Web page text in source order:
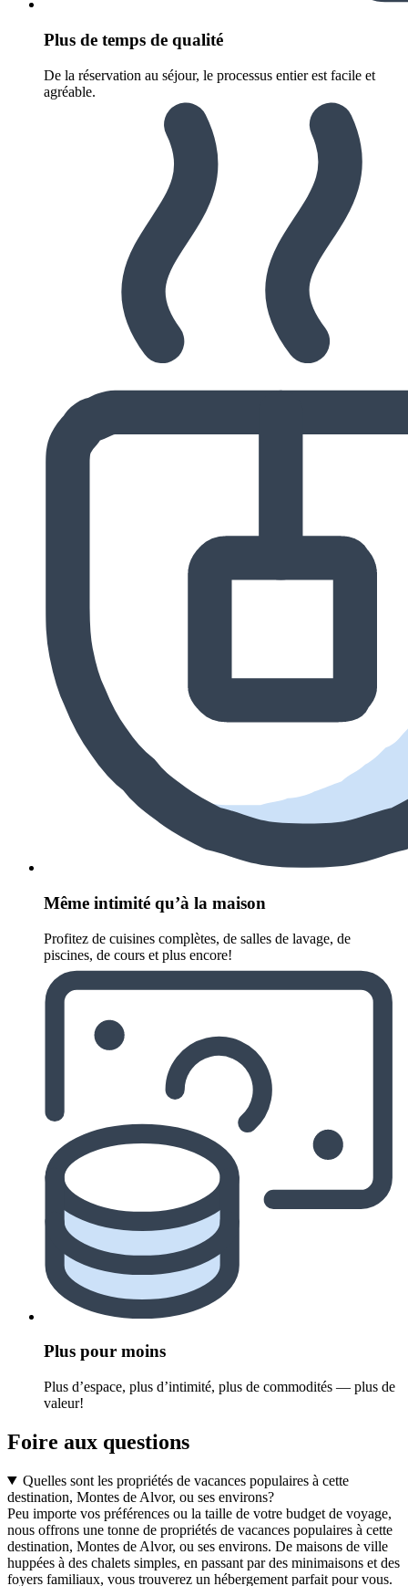
Plus de temps de qualité
De la réservation au séjour, le processus entier est facile et
agréable.
Même intimité qu’à la maison
Profitez de cuisines complètes, de salles de lavage, de
piscines, de cours et plus encore!
Plus pour moins
Plus d’espace, plus d’intimité, plus de commodités — plus de
valeur!
Foire aux questions
Quelles sont les propriétés de vacances populaires à cette
destination, Montes de Alvor, ou ses environs?
Peu importe vos préférences ou la taille de votre budget de voyage,
nous offrons une tonne de propriétés de vacances populaires à cette
destination, Montes de Alvor, ou ses environs. De maisons de ville
huppées à des chalets simples, en passant par des minimaisons et des
foyers familiaux, vous trouverez un hébergement parfait pour vous.